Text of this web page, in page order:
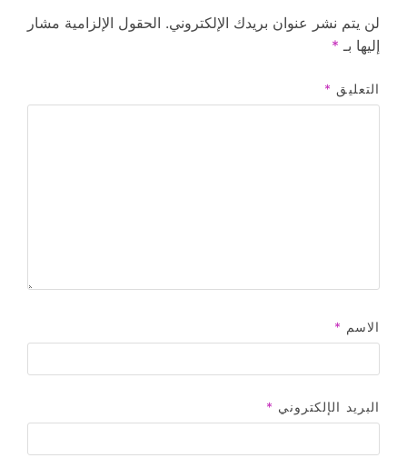
لن يتم نشر عنوان بريدك الإلكتروني. الحقول الإلزامية مشار
إليها بـ *
التعليق *
الاسم *
البريد الإلكتروني *